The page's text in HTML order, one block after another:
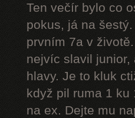
Ten večír bylo co
pokus, já na
prvním 7a v
nejvíc slavil
hlavy. Je to kluk
když pil ruma 1 ku
na ex. Dejte mu